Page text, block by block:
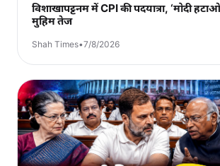
विशाखापट्टनम में CPI की पदयात्रा, ‘मोदी
मुहिम तेज
Shah Times•7/8/2026